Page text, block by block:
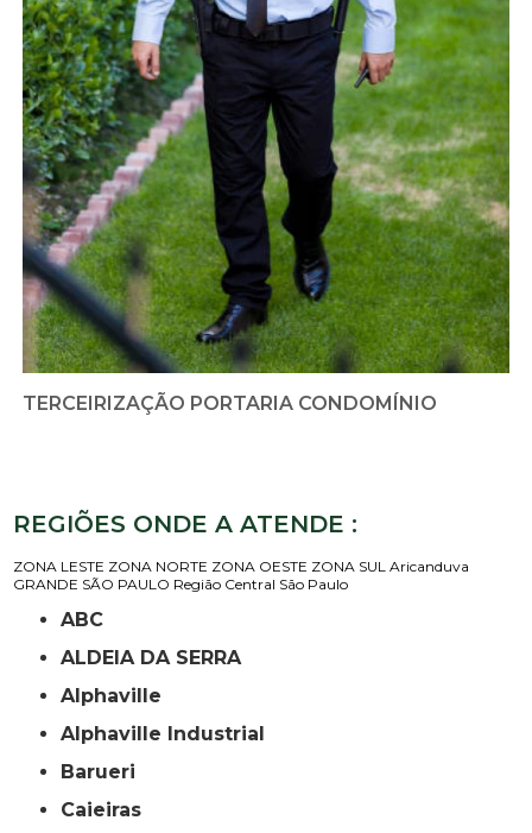
TERCEIRIZAÇÃO PORTARIA CONDOMÍNIO
REGIÕES ONDE A ATENDE :
ZONA LESTE ZONA NORTE ZONA OESTE ZONA SUL Aricanduva
GRANDE SÃO PAULO Região Central São Paulo
ABC
ALDEIA DA SERRA
Alphaville
Alphaville Industrial
Barueri
Caieiras